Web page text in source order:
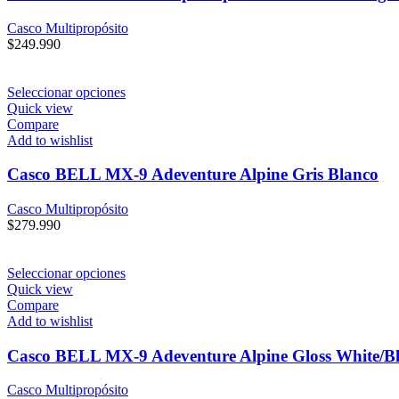
Casco Multipropósito
$249.990
Seleccionar opciones
Quick view
Compare
Add to wishlist
Casco BELL MX-9 Adeventure Alpine Gris Blanco
Casco Multipropósito
$279.990
Seleccionar opciones
Quick view
Compare
Add to wishlist
Casco BELL MX-9 Adeventure Alpine Gloss White/
Casco Multipropósito